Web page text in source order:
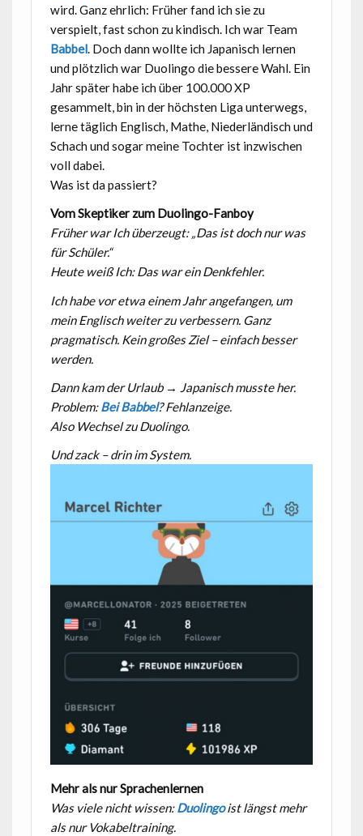
wird. Ganz ehrlich: Früher fand ich sie zu
verspielt, fast schon zu kindisch. Ich war Team
Babbel. Doch dann wollte ich Japanisch lernen
und plötzlich war Duolingo die bessere Wahl. Ein
Jahr später habe ich über 100.000 XP
gesammelt, bin in der höchsten Liga unterwegs,
lerne täglich Englisch, Mathe, Niederländisch und
Schach und sogar meine Tochter ist inzwischen
voll dabei.
Was ist da passiert?
Vom Skeptiker zum Duolingo-Fanboy
Früher war Ich überzeugt: „Das ist doch nur was
für Schüler.“
Heute weiß Ich: Das war ein Denkfehler.
Ich habe vor etwa einem Jahr angefangen, um
mein Englisch weiter zu verbessern. Ganz
pragmatisch. Kein großes Ziel – einfach besser
werden.
Dann kam der Urlaub → Japanisch musste her.
Problem:Bei Babbel? Fehlanzeige.
Also Wechsel zu Duolingo.
Und zack – drin im System.
Mehr als nur Sprachenlernen
Was viele nicht wissen:Duolingoist längst mehr
als nur Vokabeltraining.